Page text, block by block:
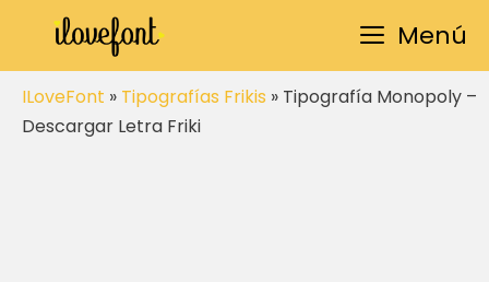
Saltar
contenido
Menú
ILoveFont » Tipografías Frikis » Tipografía Monopoly –
Descargar Letra Friki